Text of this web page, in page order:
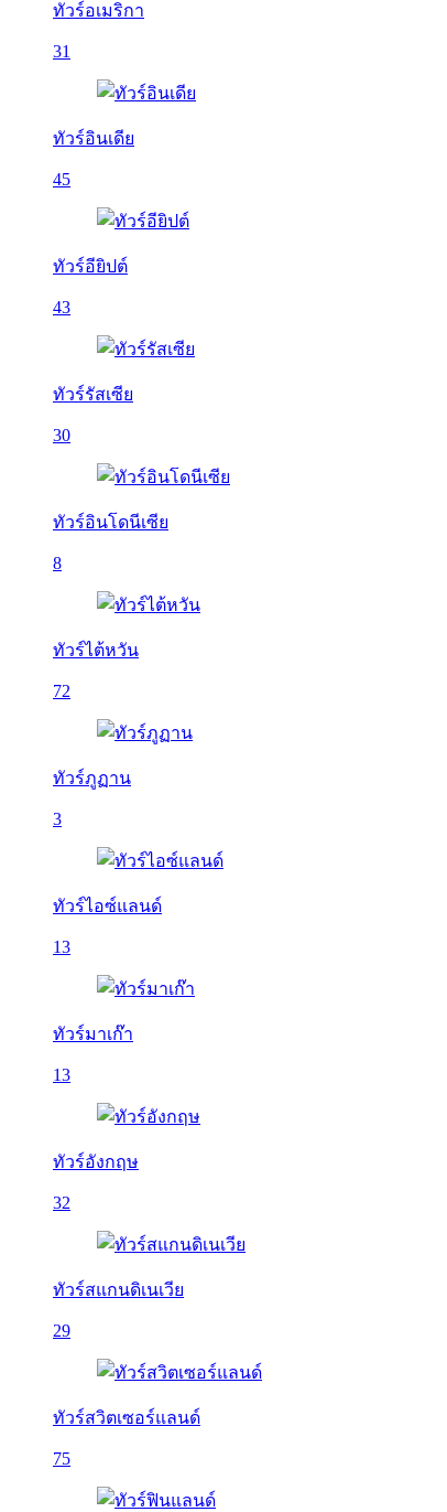
ทัวร์อเมริกา
31
ทัวร์อินเดีย
45
ทัวร์อียิปต์
43
ทัวร์รัสเซีย
30
ทัวร์อินโดนีเซีย
8
ทัวร์ไต้หวัน
72
ทัวร์ภูฏาน
3
ทัวร์ไอซ์แลนด์
13
ทัวร์มาเก๊า
13
ทัวร์อังกฤษ
32
ทัวร์สแกนดิเนเวีย
29
ทัวร์สวิตเซอร์แลนด์
75